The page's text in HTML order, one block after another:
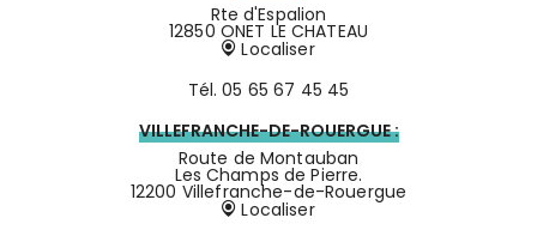
Rte d'Espalion
12850 ONET LE CHATEAU
Localiser
Tél.05 65 67 45 45
VILLEFRANCHE-DE-ROUERGUE :
Route de Montauban
Les Champs de Pierre.
12200 Villefranche-de-Rouergue
Localiser